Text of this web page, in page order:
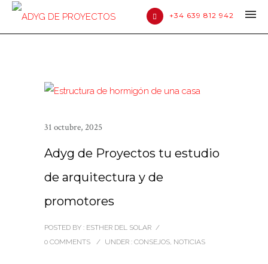
+34 639 812 942
31 octubre, 2025
Adyg de Proyectos tu estudio
de arquitectura y de
promotores
POSTED BY : ESTHER DEL SOLAR /
0 COMMENTS
/ UNDER : CONSEJOS, NOTICIAS